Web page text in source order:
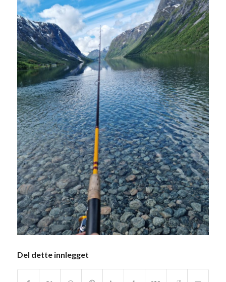
Del dette innlegget